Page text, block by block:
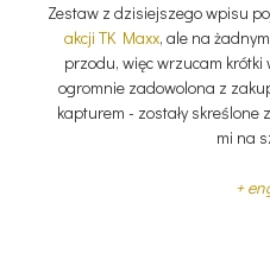
Zestaw z dzisiejszego wpisu
akcji TK Maxx, ale na
przodu, więc wrzucam krótki
ogromnie zadowolona z
kapturem - zostały skreślone z
mi na
+